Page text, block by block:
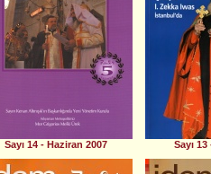
Sayı 14 - Haziran 2007 Sayı 13